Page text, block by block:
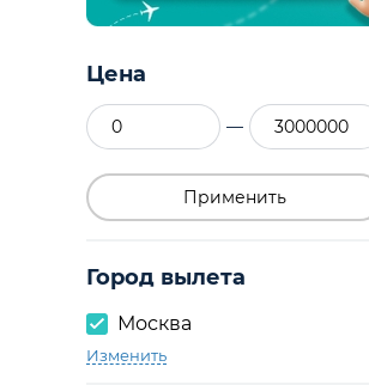
Цена
—
Применить
Город вылета
Москва
Изменить